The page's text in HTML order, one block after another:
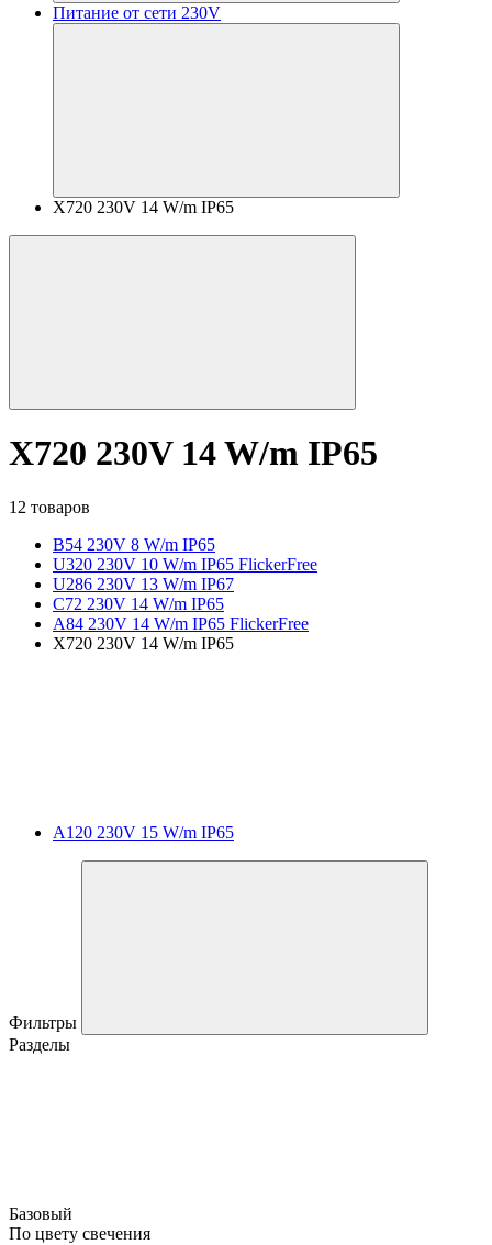
Питание от сети 230V
X720 230V 14 W/m IP65
X720 230V 14 W/m IP65
12 товаров
B54 230V 8 W/m IP65
U320 230V 10 W/m IP65 FlickerFree
U286 230V 13 W/m IP67
C72 230V 14 W/m IP65
A84 230V 14 W/m IP65 FlickerFree
X720 230V 14 W/m IP65
A120 230V 15 W/m IP65
Фильтры
Разделы
Базовый
По цвету свечения